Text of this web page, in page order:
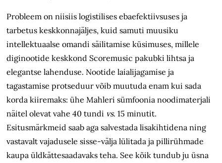
Probleem on niisiis logistilises ebaefektiivsuses ja
tarbetus keskkonnajäljes, kuid samuti muusiku
intellektuaalse omandi säilitamise küsimuses, millele
diginootide keskkond Scoremusic pakubki lihtsa ja
elegantse lahenduse. Nootide laialijagamise ja
tagastamise protseduur võib muutuda enam kui sada
korda kiiremaks: ühe Mahleri sümfoonia noodimaterjali
näitel olevat vahe 40 tundi vs. 15 minutit.
Esitusmärkmeid saab aga salvestada lisakihtidena ning
vastavalt vajadusele sisse-välja lülitada ja pillirühmade
kaupa üldkättesaadavaks teha. See kõik tundub ju üsna